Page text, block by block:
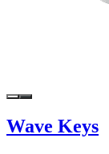
Wave Keys